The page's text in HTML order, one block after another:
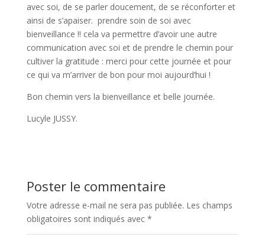
avec soi, de se parler doucement, de se réconforter et
ainsi de s’apaiser. prendre soin de soi avec
bienveillance !! cela va permettre d’avoir une autre
communication avec soi et de prendre le chemin pour
cultiver la gratitude : merci pour cette journée et pour
ce qui va m’arriver de bon pour moi aujourd’hui !
Bon chemin vers la bienveillance et belle journée.
Lucyle JUSSY.
Poster le commentaire
Votre adresse e-mail ne sera pas publiée. Les champs
obligatoires sont indiqués avec *